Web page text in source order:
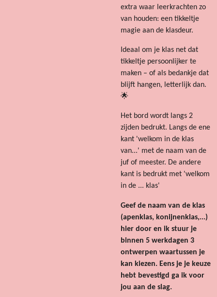
extra waar leerkrachten zo
van houden: een tikkeltje
magie aan de klasdeur.
Ideaal om je klas net dat
tikkeltje persoonlijker te
maken – of als bedankje dat
blijft hangen, letterlijk dan.
🌟
Het bord wordt langs 2
zijden bedrukt. Langs de ene
kant 'welkom in de klas
van...' met de naam van de
juf of meester. De andere
kant is bedrukt met 'welkom
in de ... klas'
Geef de naam van de klas
(apenklas, konijnenklas,...)
hier door en ik stuur je
binnen 5 werkdagen 3
ontwerpen waartussen je
kan kiezen. Eens je je keuze
hebt bevestigd ga ik voor
jou aan de slag.